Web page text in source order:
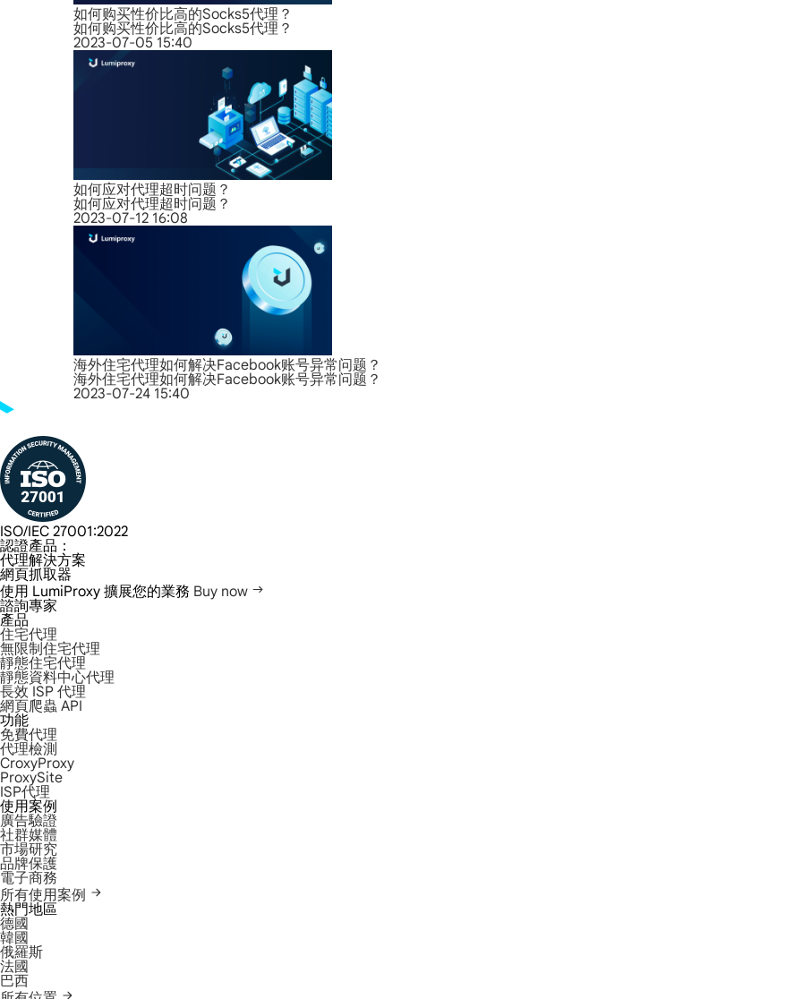
如何购买性价比高的Socks5代理？
如何购买性价比高的Socks5代理？
2023-07-05 15:40
如何应对代理超时问题？
如何应对代理超时问题？
2023-07-12 16:08
海外住宅代理如何解决Facebook账号异常问题？
海外住宅代理如何解决Facebook账号异常问题？
2023-07-24 15:40
ISO/IEC 27001:2022
認證產品：
代理解決方案
網頁抓取器
使用 LumiProxy 擴展您的業務 Buy now
諮詢專家
產品
住宅代理
無限制住宅代理
靜態住宅代理
靜態資料中心代理
長效 ISP 代理
網頁爬蟲 API
功能
免費代理
代理檢測
CroxyProxy
ProxySite
ISP代理
使用案例
廣告驗證
社群媒體
市場研究
品牌保護
電子商務
所有使用案例
熱門地區
德國
韓國
俄羅斯
法國
巴西